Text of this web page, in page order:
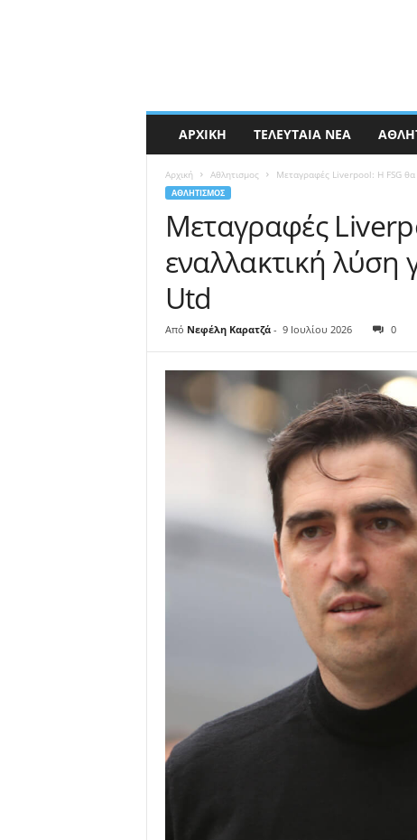
ΑΡΧΙΚΉ ΤΕΛΕΥΤΑΊΑ ΝΈΑ
Αρχική Αθλητισμος Μεταγραφές Liverpool: Η FSG θα
ΑΘΛΗΤΙΣΜΟΣ
Μεταγραφές
εναλλακτική λύση
Utd
Από Νεφέλη Καρατζά - 9 Ιουλίου 2026 0